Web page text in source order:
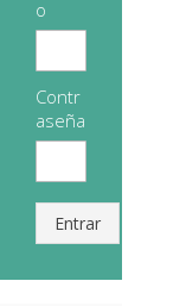
o
Contr
aseña
Entrar